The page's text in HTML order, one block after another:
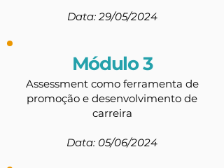
Data: 29/05/2024
Módulo 3
Assessment como ferramenta de
promoção e desenvolvimento de
carreira
Data: 05/06/2024